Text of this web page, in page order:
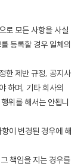
로 모든 사항을 사실
등록할 경우 일체의
한 제반 규정, 공지사
하며, 기타 회사의
위를 해서는 안됩니
이 변경된 경우에 해
책임을 지는 경우를